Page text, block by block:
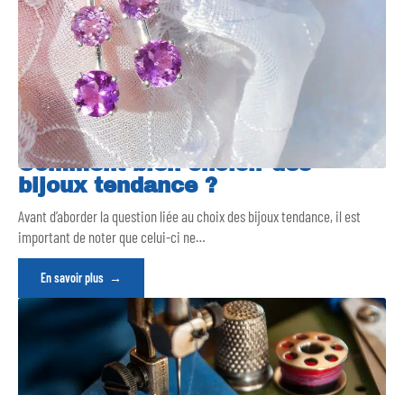
Comment bien choisir des
bijoux tendance ?
Avant d’aborder la question liée au choix des bijoux tendance, il est
important de noter que celui-ci ne…
En savoir plus